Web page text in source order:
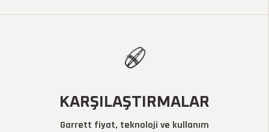
KARŞILAŞTIRMALAR
Garrett fiyat, teknoloji ve kullanım